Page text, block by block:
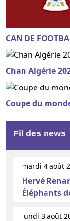
CAN DE
Chan Algérie
Coupe du
Fil des news
mardi 4 août
Hervé
Éléphants
lundi 3 août